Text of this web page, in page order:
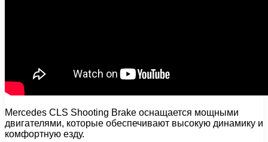
Mercedes CLS Shooting Brake оснащается мощными
двигателями, которые обеспечивают высокую динамику и
комфортную езду.